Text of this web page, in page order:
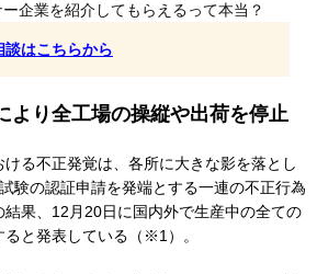
企業を紹介してもらえるって本当？
談はこちらから
より全工場の操縦や出荷を停止
る不正発覚は、各所に大きな影を落とし
験の認証申請を発端とする一連の不正行為
果、12月20日に国内外で生産中の全ての
と発表している（※1）。